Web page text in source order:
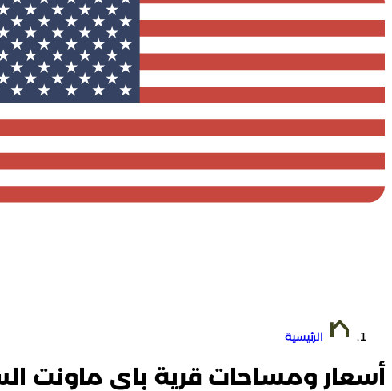
الرئيسية
أسعار ومساحات قرية باي ماونت